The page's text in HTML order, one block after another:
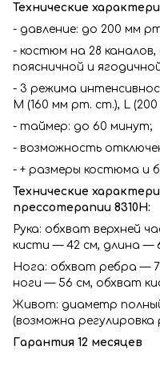
Технические
- давление: до 200 мм
- костюм на 28
поясничной и
- 3 режима
M (160 мм рт. ст.), L
- таймер: до 60 минут;
- возможность
- + размеры костюма и
Технические
прессотерапии 8310H:
Рука: обхват верхней
кисти — 42 см, длина —
Нога: обхват ребра —
ноги — 56 см, обхват
Живот: диаметр полный
(возможна регулировка
Гарантия 12 месяцев